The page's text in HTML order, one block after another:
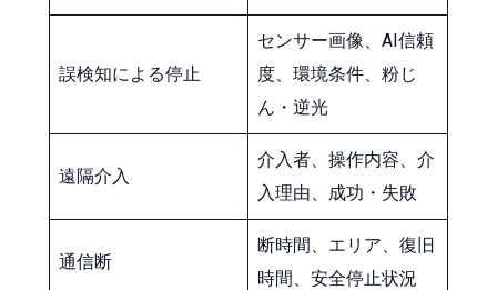
誤検知による停止
センサー画像、AI信頼
度、環境条件、粉じ
ん・逆光
遠隔介入
介入者、操作内容、介
入理由、成功・失敗
通信断
断時間、エリア、復旧
時間、安全停止状況